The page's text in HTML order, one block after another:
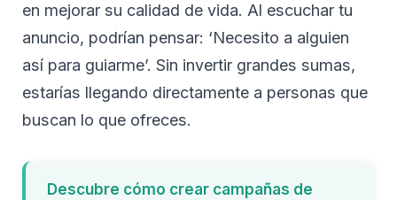
en mejorar su calidad de vida. Al escuchar tu
anuncio, podrían pensar: ‘Necesito a alguien
así para guiarme’. Sin invertir grandes sumas,
estarías llegando directamente a personas que
buscan lo que ofreces.
Descubre cómo crear campañas de